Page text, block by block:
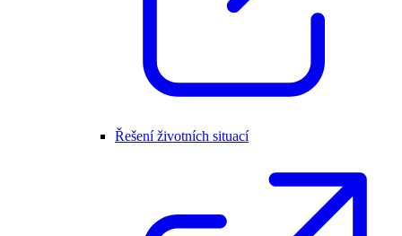
Řešení životních situací